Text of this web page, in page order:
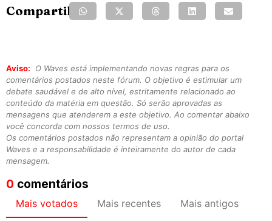
Compartilhe:
Aviso:
O Waves está implementando novas regras para os
comentários postados neste fórum. O objetivo é estimular um
debate saudável e de alto nível, estritamente relacionado ao
conteúdo da matéria em questão. Só serão aprovadas as
mensagens que atenderem a este objetivo. Ao comentar abaixo
você concorda com nossos termos de uso.
Os comentários postados não representam a opinião do portal
Waves e a responsabilidade é inteiramente do autor de cada
mensagem.
0 comentários
Mais votados Mais recentes Mais antigos